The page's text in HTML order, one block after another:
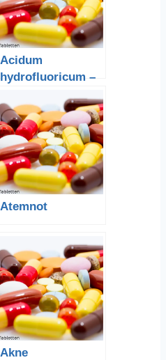
Acidum
hydrofluoricum –
Atemnot
Akne